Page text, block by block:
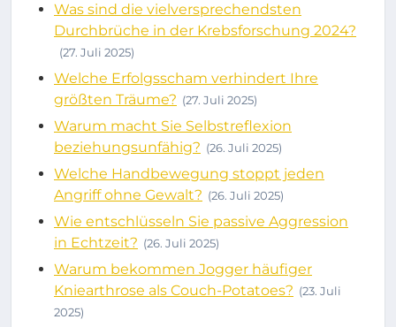
Was sind die vielversprechendsten
Durchbrüche in der Krebsforschung 2024?
(27. Juli 2025)
Welche Erfolgsscham verhindert Ihre
größten Träume? (27. Juli 2025)
Warum macht Sie Selbstreflexion
beziehungsunfähig? (26. Juli 2025)
Welche Handbewegung stoppt jeden
Angriff ohne Gewalt? (26. Juli 2025)
Wie entschlüsseln Sie passive Aggression
in Echtzeit? (26. Juli 2025)
Warum bekommen Jogger häufiger
Kniearthrose als Couch-Potatoes? (23. Juli
2025)